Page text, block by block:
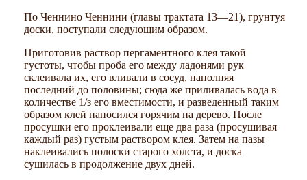
По Ченнино Ченнини (главы трактата 13—21), грунтуя
доски, поступали следующим образом.
Приготовив раствор пергаментного клея такой
густоты, чтобы проба его между ладонями рук
склеивала их, его вливали в сосуд, наполняя
последний до половины; сюда же приливалась вода в
количестве 1/з его вместимости, и разведенный таким
образом клей наносился горячим на дерево. После
просушки его проклеивали еще два раза (просушивая
каждый раз) густым раствором клея. Затем на пазы
наклеивались полоски старого холста, и доска
сушилась в продолжение двух дней.